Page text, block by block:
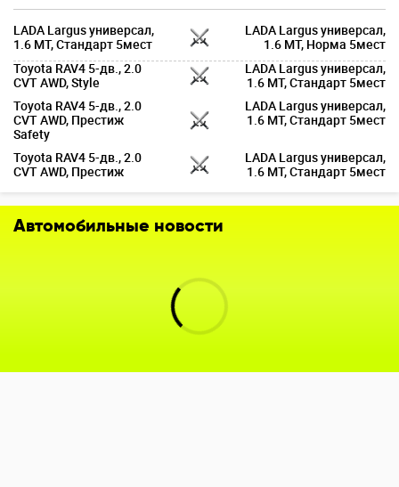
LADA Largus универсал,
1.6 MT, Стандарт 5мест
LADA Largus универсал,
1.6 MT, Норма 5мест
Toyota RAV4 5-дв., 2.0
CVT AWD, Style
LADA Largus универсал,
1.6 MT, Стандарт 5мест
Toyota RAV4 5-дв., 2.0
CVT AWD, Престиж
Safety
LADA Largus универсал,
1.6 MT, Стандарт 5мест
Toyota RAV4 5-дв., 2.0
CVT AWD, Престиж
LADA Largus универсал,
1.6 MT, Стандарт 5мест
Автомобильные новости